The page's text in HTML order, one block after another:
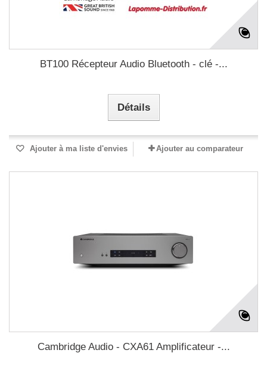
BT100 Récepteur Audio Bluetooth - clé -...
Détails
Ajouter à ma liste d'envies Ajouter au comparateur
Cambridge Audio - CXA61 Amplificateur -...